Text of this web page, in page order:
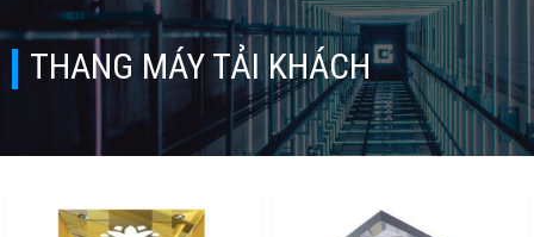
THANG MÁY TẢI KHÁCH